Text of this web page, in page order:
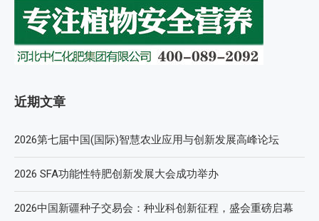
近期文章
2026第七届中国(国际)智慧农业应用与创新发展高峰论坛
2026 SFA功能性特肥创新发展大会成功举办
2026中国新疆种子交易会：种业科创新征程，盛会重磅启幕